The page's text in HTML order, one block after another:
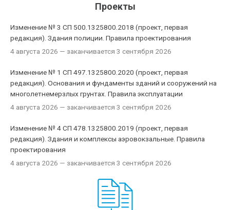
Проекты
Изменение № 3 СП 500.1325800.2018 (проект, первая
редакция). Здания полиции. Правила проектирования
4 августа 2026 — заканчивается 3 сентября 2026
Изменение № 1 СП 497.1325800.2020 (проект, первая
редакция). Основания и фундаменты зданий и сооружений на
многолетнемерзлых грунтах. Правила эксплуатации
4 августа 2026 — заканчивается 3 сентября 2026
Изменение № 4 СП 478.1325800.2019 (проект, первая
редакция). Здания и комплексы аэровокзальные. Правила
проектирования
4 августа 2026 — заканчивается 3 сентября 2026